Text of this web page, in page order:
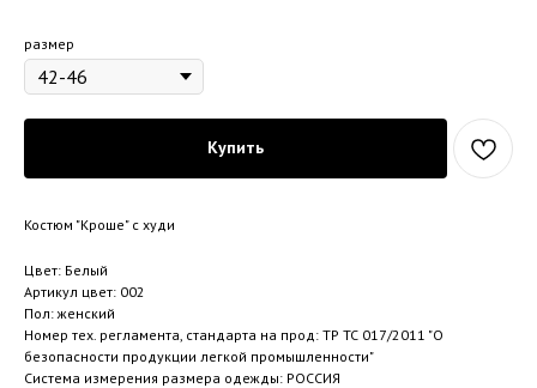
размер
Купить
Костюм "Кроше" с худи
Цвет: Белый
Артикул цвет: 002
Пол: женский
Номер тех. регламента, стандарта на прод: ТР ТС 017/2011 "О
безопасности продукции легкой промышленности"
Система измерения размера одежды: РОССИЯ